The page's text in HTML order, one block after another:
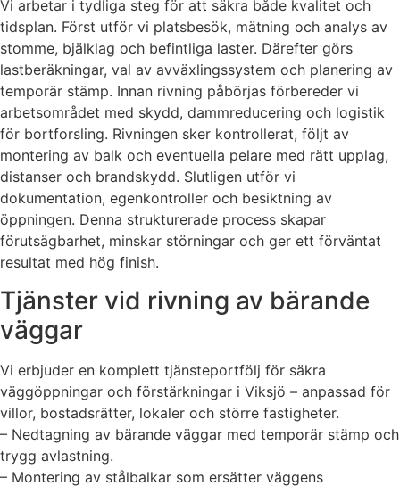
Vi arbetar i tydliga steg för att säkra både kvalitet och
tidsplan. Först utför vi platsbesök, mätning och analys av
stomme, bjälklag och befintliga laster. Därefter görs
lastberäkningar, val av avväxlingssystem och planering av
temporär stämp. Innan rivning påbörjas förbereder vi
arbetsområdet med skydd, dammreducering och logistik
för bortforsling. Rivningen sker kontrollerat, följt av
montering av balk och eventuella pelare med rätt upplag,
distanser och brandskydd. Slutligen utför vi
dokumentation, egenkontroller och besiktning av
öppningen. Denna strukturerade process skapar
förutsägbarhet, minskar störningar och ger ett förväntat
resultat med hög finish.
Tjänster vid rivning av bärande
väggar
Vi erbjuder en komplett tjänsteportfölj för säkra
väggöppningar och förstärkningar i Viksjö – anpassad för
villor, bostadsrätter, lokaler och större fastigheter.
– Nedtagning av bärande väggar med temporär stämp och
trygg avlastning.
– Montering av stålbalkar som ersätter väggens